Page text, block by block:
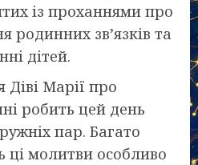
із проханнями про
родинних зв’язків та
дітей.
Марії про
робить цей день
пар. Багато
ці молитви особливо